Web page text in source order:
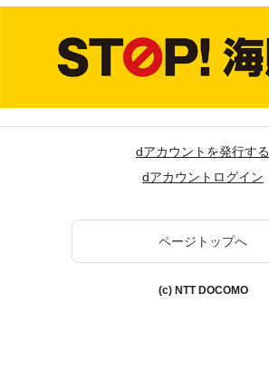
dアカウントを発行する
dアカウントログイン
ページトップへ
(c) NTT DOCOMO